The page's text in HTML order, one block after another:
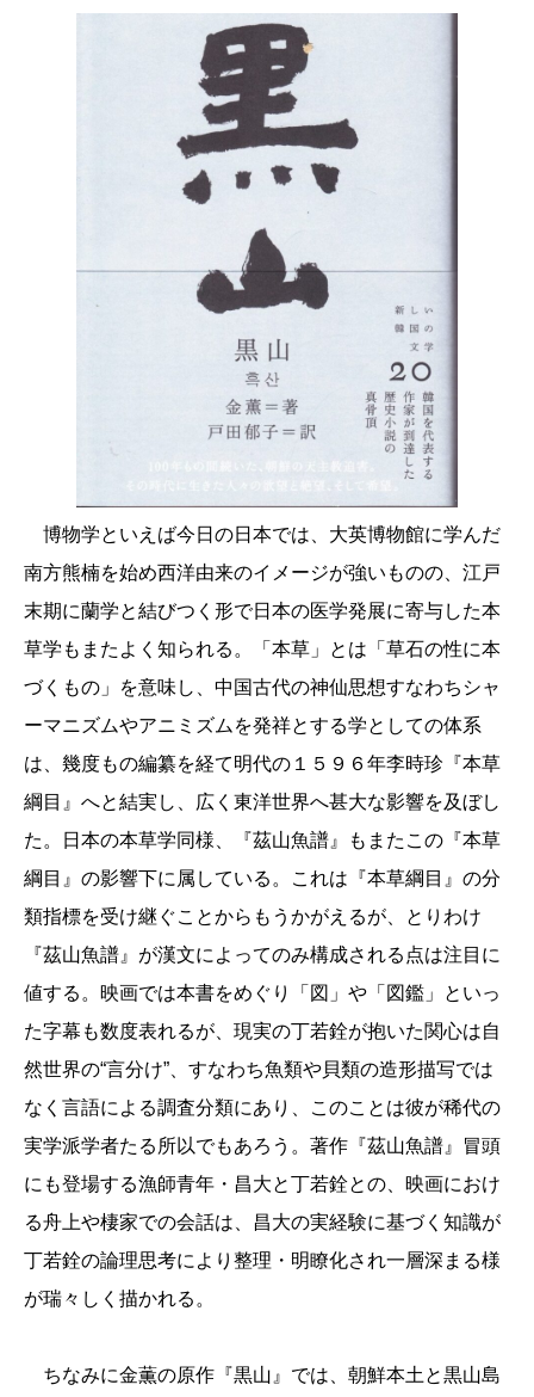
博物学といえば今日の日本では、大英博物館に学んだ
南方熊楠を始め西洋由来のイメージが強いものの、江戸
末期に蘭学と結びつく形で日本の医学発展に寄与した本
草学もまたよく知られる。「本草」とは「草石の性に本
づくもの」を意味し、中国古代の神仙思想すなわちシャ
ーマニズムやアニミズムを発祥とする学としての体系
は、幾度もの編纂を経て明代の１５９６年李時珍『本草
綱目』へと結実し、広く東洋世界へ甚大な影響を及ぼし
た。日本の本草学同様、『茲山魚譜』もまたこの『本草
綱目』の影響下に属している。これは『本草綱目』の分
類指標を受け継ぐことからもうかがえるが、とりわけ
『茲山魚譜』が漢文によってのみ構成される点は注目に
値する。映画では本書をめぐり「図」や「図鑑」といっ
た字幕も数度表れるが、現実の丁若銓が抱いた関心は自
然世界の“言分け”、すなわち魚類や貝類の造形描写では
なく言語による調査分類にあり、このことは彼が稀代の
実学派学者たる所以でもあろう。著作『茲山魚譜』冒頭
にも登場する漁師青年・昌大と丁若銓との、映画におけ
る舟上や棲家での会話は、昌大の実経験に基づく知識が
丁若銓の論理思考により整理・明瞭化され一層深まる様
が瑞々しく描かれる。
ちなみに金薫の原作『黒山』では、朝鮮本土と黒山島